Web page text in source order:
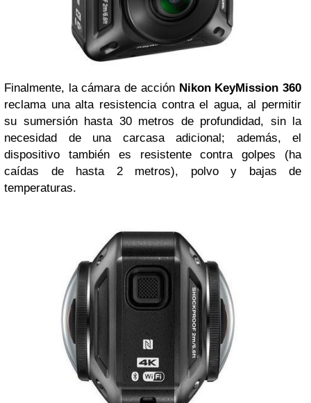
Finalmente, la cámara de acción Nikon KeyMission 360
reclama una alta resistencia contra el agua, al permitir
su sumersión hasta 30 metros de profundidad, sin la
necesidad de una carcasa adicional; además, el
dispositivo también es resistente contra golpes (ha
caídas de hasta 2 metros), polvo y bajas de
temperaturas.